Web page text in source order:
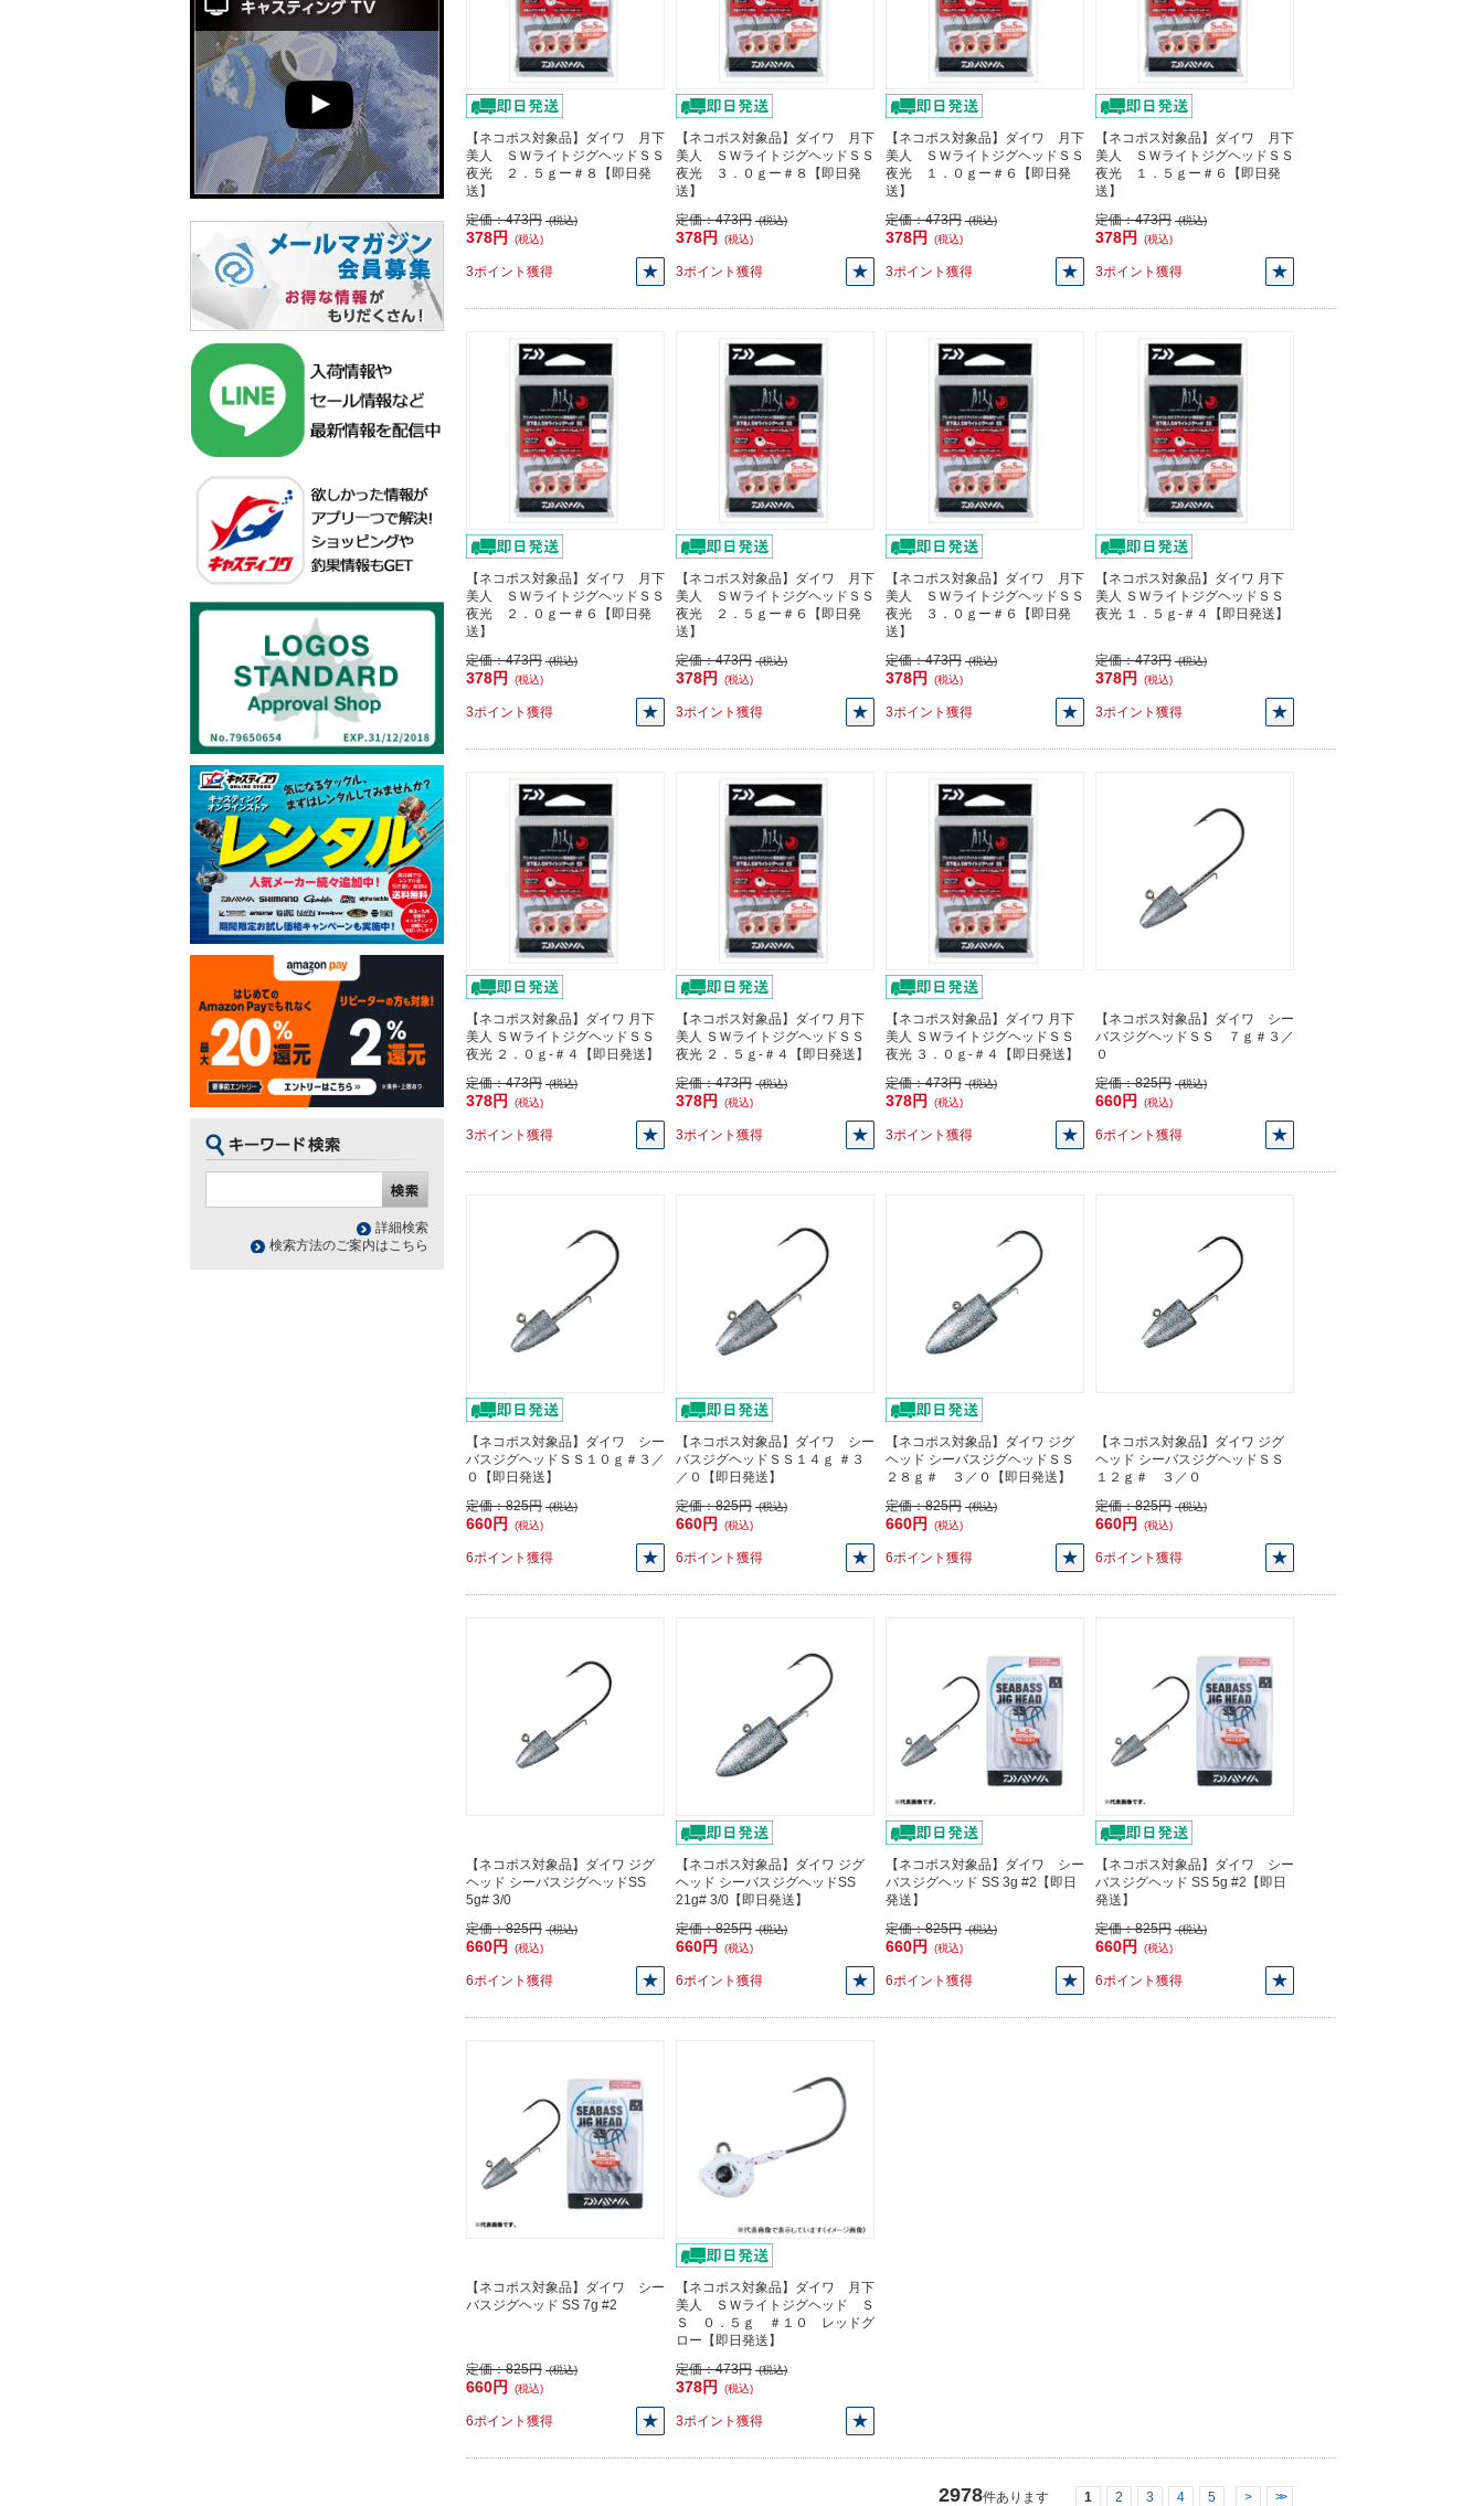
【ネコポス対象品】ダイワ 月下
美人 ＳＷライトジグヘッドＳＳ
夜光 ２．５ｇー＃８【即日発
送】
定価：473円 (税込)
378円 (税込)
3ポイント獲得
【ネコポス対象品】ダイワ 月下
美人 ＳＷライトジグヘッドＳＳ
夜光 ３．０ｇー＃８【即日発
送】
定価：473円 (税込)
378円 (税込)
3ポイント獲得
【ネコポス対象品】ダイワ 月下
美人 ＳＷライトジグヘッドＳＳ
夜光 １．０ｇー＃６【即日発
送】
定価：473円 (税込)
378円 (税込)
3ポイント獲得
【ネコポス対象品】ダイワ 月下
美人 ＳＷライトジグヘッドＳＳ
夜光 １．５ｇー＃６【即日発
送】
定価：473円 (税込)
378円 (税込)
3ポイント獲得
【ネコポス対象品】ダイワ 月下
美人 ＳＷライトジグヘッドＳＳ
夜光 ２．０ｇー＃６【即日発
送】
定価：473円 (税込)
378円 (税込)
3ポイント獲得
【ネコポス対象品】ダイワ 月下
美人 ＳＷライトジグヘッドＳＳ
夜光 ２．５ｇー＃６【即日発
送】
定価：473円 (税込)
378円 (税込)
3ポイント獲得
【ネコポス対象品】ダイワ 月下
美人 ＳＷライトジグヘッドＳＳ
夜光 ３．０ｇー＃６【即日発
送】
定価：473円 (税込)
378円 (税込)
3ポイント獲得
【ネコポス対象品】ダイワ 月下
美人 ＳＷライトジグヘッドＳＳ
夜光 １．５ｇ-＃４【即日発送】
定価：473円 (税込)
378円 (税込)
3ポイント獲得
【ネコポス対象品】ダイワ 月下
美人 ＳＷライトジグヘッドＳＳ
夜光 ２．０ｇ-＃４【即日発送】
定価：473円 (税込)
378円 (税込)
3ポイント獲得
【ネコポス対象品】ダイワ 月下
美人 ＳＷライトジグヘッドＳＳ
夜光 ２．５ｇ-＃４【即日発送】
定価：473円 (税込)
378円 (税込)
3ポイント獲得
【ネコポス対象品】ダイワ 月下
美人 ＳＷライトジグヘッドＳＳ
夜光 ３．０ｇ-＃４【即日発送】
定価：473円 (税込)
378円 (税込)
3ポイント獲得
【ネコポス対象品】ダイワ シー
バスジグヘッドＳＳ ７ｇ＃３／
０
定価：825円 (税込)
660円 (税込)
6ポイント獲得
【ネコポス対象品】ダイワ シー
バスジグヘッドＳＳ１０ｇ＃３／
０【即日発送】
定価：825円 (税込)
660円 (税込)
6ポイント獲得
【ネコポス対象品】ダイワ シー
バスジグヘッドＳＳ１４ｇ ＃３
／０【即日発送】
定価：825円 (税込)
660円 (税込)
6ポイント獲得
【ネコポス対象品】ダイワ ジグ
ヘッド シーバスジグヘッドＳＳ
２８ｇ＃ ３／０【即日発送】
定価：825円 (税込)
660円 (税込)
6ポイント獲得
【ネコポス対象品】ダイワ ジグ
ヘッド シーバスジグヘッドＳＳ
１２ｇ＃ ３／０
定価：825円 (税込)
660円 (税込)
6ポイント獲得
【ネコポス対象品】ダイワ ジグ
ヘッド シーバスジグヘッドSS
5g# 3/0
定価：825円 (税込)
660円 (税込)
6ポイント獲得
【ネコポス対象品】ダイワ ジグ
ヘッド シーバスジグヘッドSS
21g# 3/0【即日発送】
定価：825円 (税込)
660円 (税込)
6ポイント獲得
【ネコポス対象品】ダイワ シー
バスジグヘッド SS 3g #2【即日
発送】
定価：825円 (税込)
660円 (税込)
6ポイント獲得
【ネコポス対象品】ダイワ シー
バスジグヘッド SS 5g #2【即日
発送】
定価：825円 (税込)
660円 (税込)
6ポイント獲得
【ネコポス対象品】ダイワ シー
バスジグヘッド SS 7g #2
定価：825円 (税込)
660円 (税込)
6ポイント獲得
【ネコポス対象品】ダイワ 月下
美人 ＳＷライトジグヘッド Ｓ
Ｓ ０．５ｇ ＃１０ レッドグ
ロー【即日発送】
定価：473円 (税込)
378円 (税込)
3ポイント獲得
2978件あります 1 2 3 4 5 > >>
詳細検索
検索方法のご案内はこちら